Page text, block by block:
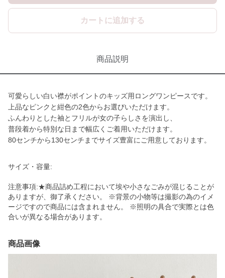
カートに追加する
商品説明
可愛らしい白い襟がポイントのキッズ用ロングワンピースです。
上品なピンクと紺色の2色からお選びいただけます。
ふんわりとした袖とフリルが女の子らしさを演出し、
普段着から特別な日まで幅広くご着用いただけます。
80センチから130センチまでサイズ豊富にご用意しております。
サイズ・容量:
注意事項:★商品詰め工程において埃や小さなごみが混じることが
ありますが、御了承ください。 ※背景の小物等は撮影の為のイメ
ージですので商品には含まれません。 ※照明の具合で実際とは色
合いが異なる場合があります。
商品画像